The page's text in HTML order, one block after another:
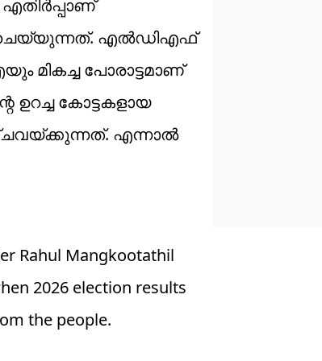
ചെയ്യുന്നത്. എൽഡിഎഫ്
മികച്ച പോരാട്ടമാണ്
കോട്ടകളായ
എന്നാൽ
Rahul Mangkootathil
2026 election results
the people.